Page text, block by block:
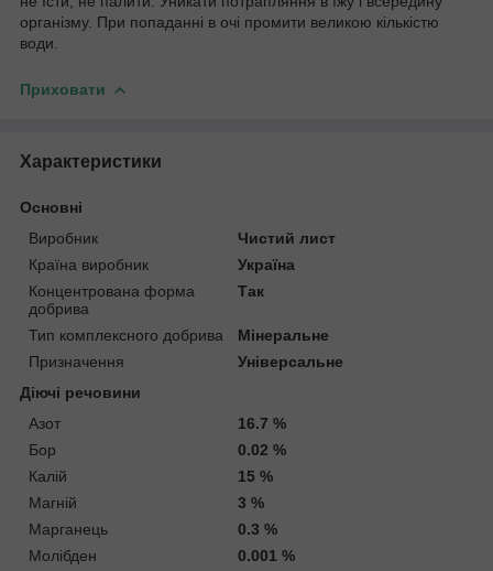
організму. При попаданні в очі промити великою кількістю
води.
Приховати
Характеристики
Основні
Виробник
Чистий лист
Країна виробник
Україна
Концентрована форма
добрива
Так
Тип комплексного добрива
Мінеральне
Призначення
Універсальне
Діючі речовини
Азот
16.7 %
Бор
0.02 %
Калій
15 %
Магній
3 %
Марганець
0.3 %
Молібден
0.001 %